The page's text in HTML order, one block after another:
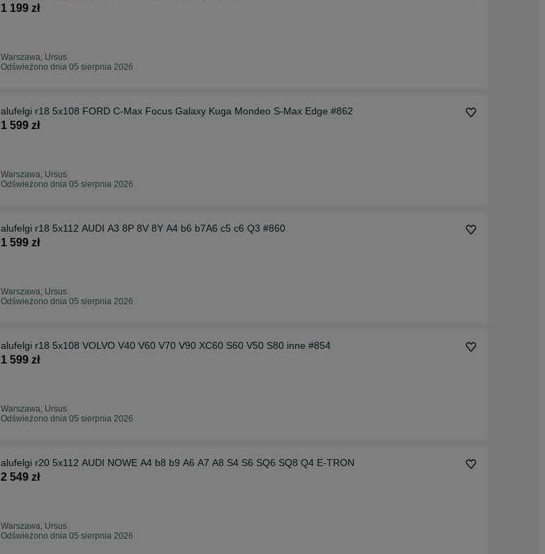
1 199 zł
Warszawa, Ursus
Odświeżono dnia 05 sierpnia 2026
alufelgi r18 5x108 FORD C-Max Focus Galaxy Kuga Mondeo S-Max Edge #862
1 599 zł
Warszawa, Ursus
Odświeżono dnia 05 sierpnia 2026
alufelgi r18 5x112 AUDI A3 8P 8V 8Y A4 b6 b7A6 c5 c6 Q3 #860
1 599 zł
Warszawa, Ursus
Odświeżono dnia 05 sierpnia 2026
alufelgi r18 5x108 VOLVO V40 V60 V70 V90 XC60 S60 V50 S80 inne #854
1 599 zł
Warszawa, Ursus
Odświeżono dnia 05 sierpnia 2026
alufelgi r20 5x112 AUDI NOWE A4 b8 b9 A6 A7 A8 S4 S6 SQ6 SQ8 Q4 E-TRON
2 549 zł
Warszawa, Ursus
Odświeżono dnia 05 sierpnia 2026